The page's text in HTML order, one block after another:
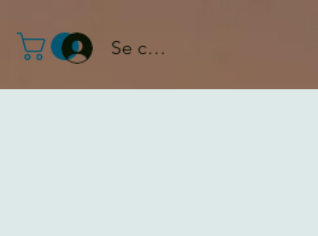
Se connecter